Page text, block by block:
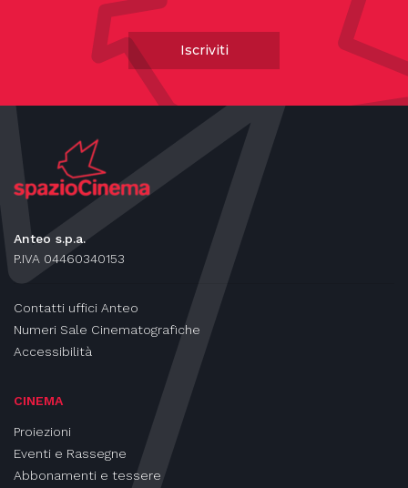
Iscriviti
Anteo s.p.a.
P.IVA 04460340153
Contatti uffici Anteo
Numeri Sale Cinematografiche
Accessibilità
CINEMA
Proiezioni
Eventi e Rassegne
Abbonamenti e tessere